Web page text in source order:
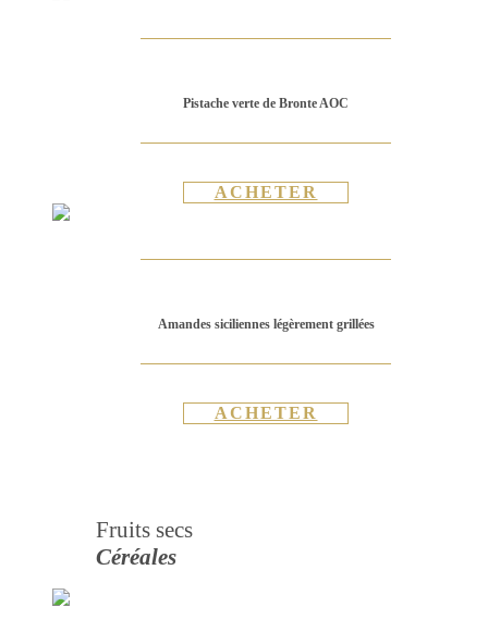
Pistache verte de Bronte AOC
ACHETER
Amandes siciliennes légèrement grillées
ACHETER
Fruits secs
Céréales